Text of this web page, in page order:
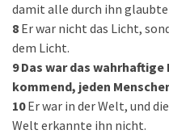
damit alle durch ihn
8 Er war nicht das Licht,
dem Licht.
9 Das war das
kommend, jeden
10 Er war in der Welt, und
Welt erkannte ihn nicht.